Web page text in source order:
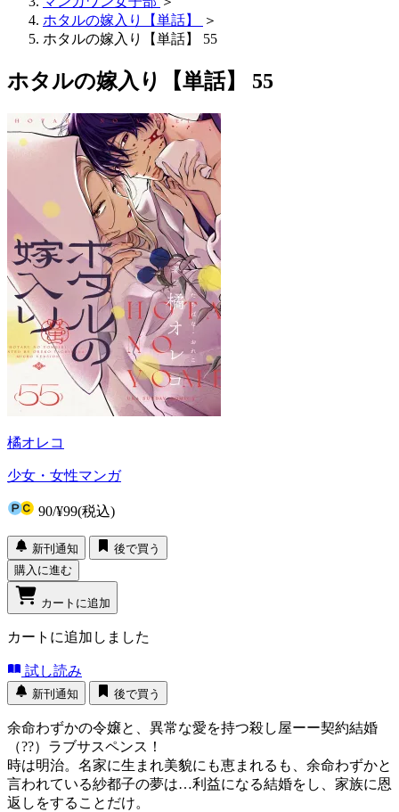
ホタルの嫁入り【単話】
＞
ホタルの嫁入り【単話】 55
ホタルの嫁入り【単話】 55
橘オレコ
少女・女性マンガ
90/¥99(税込)
新刊通知
後で買う
購入に進む
カートに追加
カートに追加しました
試し読み
新刊通知 後で買う
余命わずかの令嬢と、異常な愛を持つ殺し屋ーー契約結婚
（??）ラブサスペンス！
時は明治。名家に生まれ美貌にも恵まれるも、余命わずかと
言われている紗都子の夢は…利益になる結婚をし、家族に恩
返しをすることだけ。